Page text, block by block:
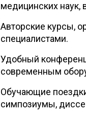
медицинских наук,
Авторские курсы,
специалистами.
Удобный
современным
Обучающие
симпозиумы,